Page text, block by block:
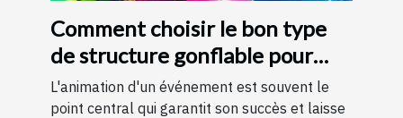
Comment choisir le bon type
de structure gonflable pour
votre événement
L'animation d'un événement est souvent le
point central qui garantit son succès et laisse